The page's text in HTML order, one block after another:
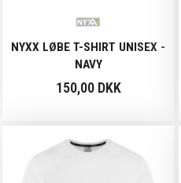
NYXX LØBE T-SHIRT UNISEX -
NAVY
150,00 DKK